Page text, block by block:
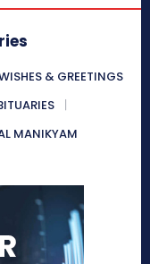
& GREETINGS
MANIKYAM